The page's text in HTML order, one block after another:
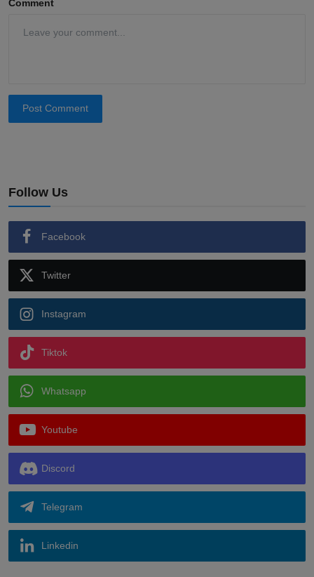
Comment
Post Comment
Follow Us
Facebook
Twitter
Instagram
Tiktok
Whatsapp
Youtube
Discord
Telegram
Linkedin